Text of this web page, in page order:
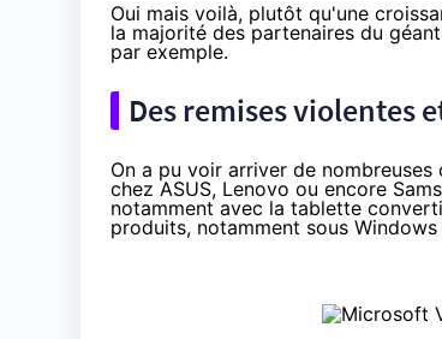
Oui mais voilà, plutôt qu'une
la majorité des partenaires du
par exemple.
Des remises violentes
On a pu voir arriver de
chez ASUS, Lenovo ou encore
notamment avec la tablette
produits, notamment sous